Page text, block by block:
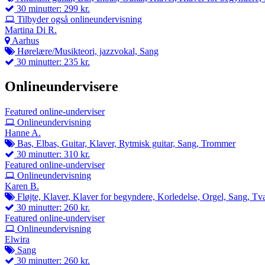
30 minutter: 299 kr.
Tilbyder også onlineundervisning
Martina Di R.
Aarhus
Hørelære/Musikteori, jazzvokal, Sang
30 minutter: 235 kr.
Onlineundervisere
Featured online-underviser
Onlineundervisning
Hanne A.
Bas, Elbas, Guitar, Klaver, Rytmisk guitar, Sang, Trommer
30 minutter: 310 kr.
Featured online-underviser
Onlineundervisning
Karen B.
Fløjte, Klaver, Klaver for begyndere, Korledelse, Orgel, Sang,
30 minutter: 260 kr.
Featured online-underviser
Onlineundervisning
Elwira
Sang
30 minutter: 260 kr.